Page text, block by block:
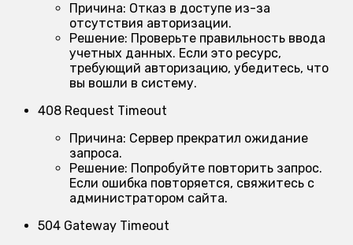
Причина: Отказ в доступе из-за
отсутствия авторизации.
Решение: Проверьте правильность ввода
учетных данных. Если это ресурс,
требующий авторизацию, убедитесь, что
вы вошли в систему.
408 Request Timeout
Причина: Сервер прекратил ожидание
запроса.
Решение: Попробуйте повторить запрос.
Если ошибка повторяется, свяжитесь с
администратором сайта.
504 Gateway Timeout